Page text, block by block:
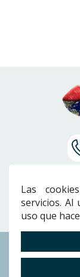
Envíos|
Las
servicios. Al
uso que